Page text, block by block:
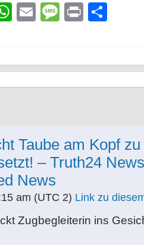
WhatsApp
EmailMessage
Print
Taube am Kopf
– Truth24
News
am (UTC 2) Link zu
Zugbegleiterin ins